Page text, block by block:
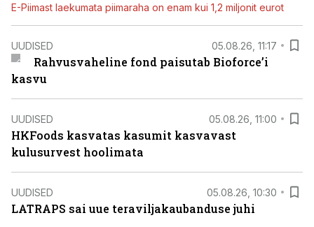
E-Piimast laekumata piimaraha on enam kui 1,2 miljonit eurot
UUDISED 05.08.26, 11:17
Rahvusvaheline fond paisutab Bioforce’i
kasvu
UUDISED 05.08.26, 11:00
HKFoods kasvatas kasumit kasvavast
kulusurvest hoolimata
UUDISED 05.08.26, 10:30
LATRAPS sai uue teraviljakaubanduse juhi